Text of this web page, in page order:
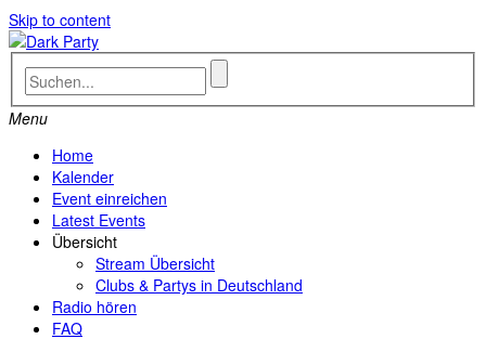
Skip to content
Menu
Home
Kalender
Event einreichen
Latest Events
Übersicht
Stream Übersicht
Clubs & Partys in Deutschland
Radio hören
FAQ